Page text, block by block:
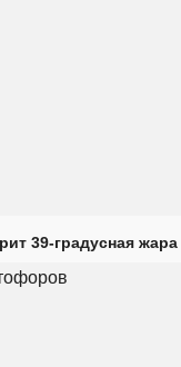
39-градусная жара